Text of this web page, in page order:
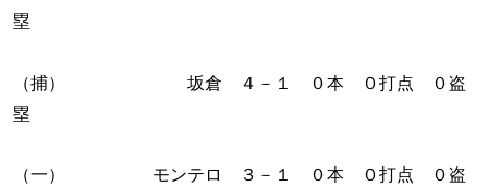
塁
（捕） 坂倉 ４－１ ０本 ０打点 ０盗
塁
（一） モンテロ ３－１ ０本 ０打点 ０盗